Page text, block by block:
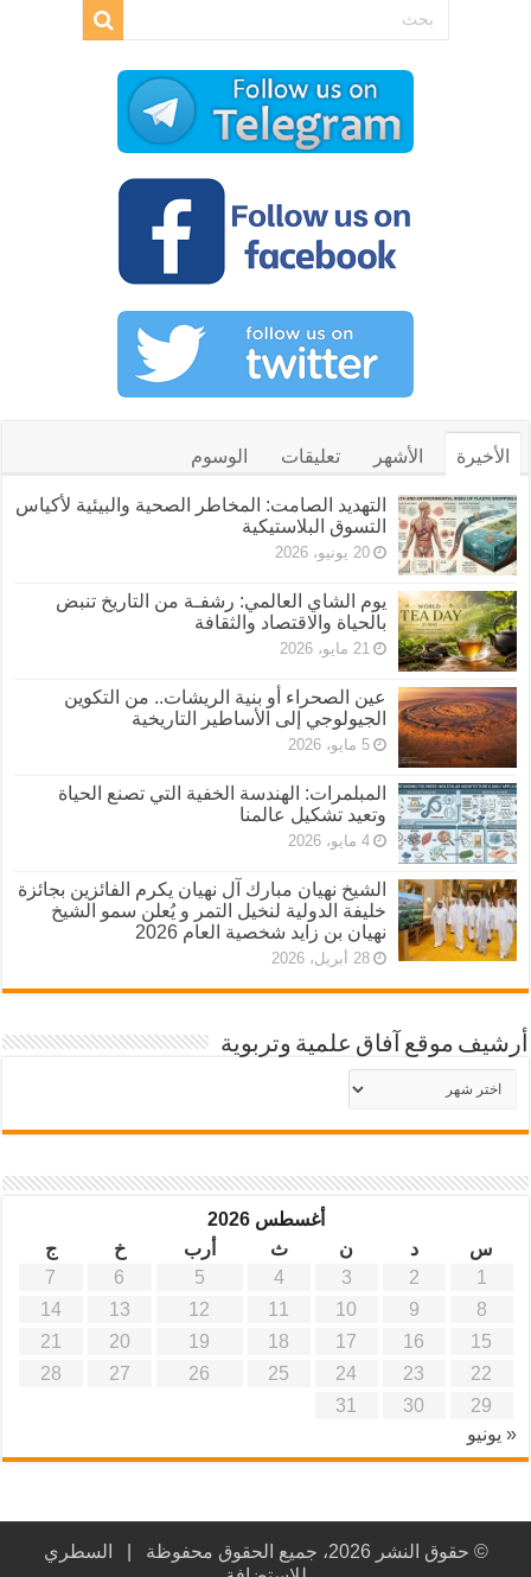
الأخيرة الأشهر تعليقات الوسوم
التهديد الصامت: المخاطر الصحية والبيئية لأكياس
التسوق البلاستيكية
20 يونيو، 2026
يوم الشاي العالمي: رشفـة من التاريخ تنبض
بالحياة والاقتصاد والثقافة
21 مايو، 2026
عين الصحراء أو بنية الريشات.. من التكوين
الجيولوجي إلى الأساطير التاريخية
5 مايو، 2026
المبلمرات: الهندسة الخفية التي تصنع الحياة
وتعيد تشكيل عالمنا
4 مايو، 2026
الشيخ نهيان مبارك آل نهيان يكرم الفائزين بجائزة
خليفة الدولية لنخيل التمر و يُعلن سمو الشيخ
نهيان بن زايد شخصية العام 2026
28 أبريل، 2026
أرشيف موقع آفاق علمية وتربوية
أرشيف
موقع
آفاق
أغسطس 2026
س
د ن ث أرب خ
ج
1
2
3
4
5
6
7
8
9
10
11
12
13
14
15
16
17
18
19
20
21
22
23
24
25
26
27
28
29
30
31
« يونيو
© حقوق النشر 2026، جميع الحقوق محفوظة |
السطري